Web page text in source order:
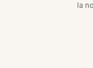
la